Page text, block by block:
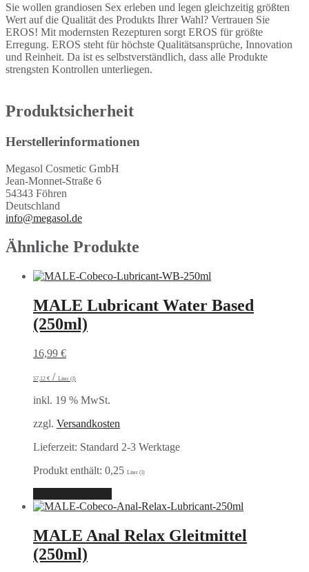
Sie wollen grandiosen Sex erleben und legen gleichzeitig größten
Wert auf die Qualität des Produkts Ihrer Wahl? Vertrauen Sie
EROS! Mit modernsten Rezepturen sorgt EROS für größte
Erregung. EROS steht für höchste Qualitätsansprüche, Innovation
und Reinheit. Da ist es selbstverständlich, dass alle Produkte
strengsten Kontrollen unterliegen.
Produktsicherheit
Herstellerinformationen
Megasol Cosmetic GmbH
Jean-Monnet-Straße 6
54343 Föhren
Deutschland
info@megasol.de
Ähnliche Produkte
MALE Lubricant Water Based
(250ml)
16,99 €
57,12 € / Liter (l)
inkl. 19 % MwSt.
zzgl. Versandkosten
Lieferzeit: Standard 2-3 Werktage
Produkt enthält: 0,25 Liter (l)
MALE Anal Relax Gleitmittel
(250ml)